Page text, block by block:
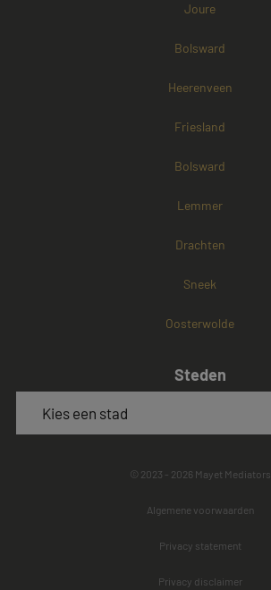
Joure
Bolsward
Heerenveen
Friesland
Bolsward
Lemmer
Drachten
Sneek
Oosterwolde
Steden
© 2023 - 2026 Mayet Mediators
Algemene voorwaarden
Privacy statement
Privacy disclaimer